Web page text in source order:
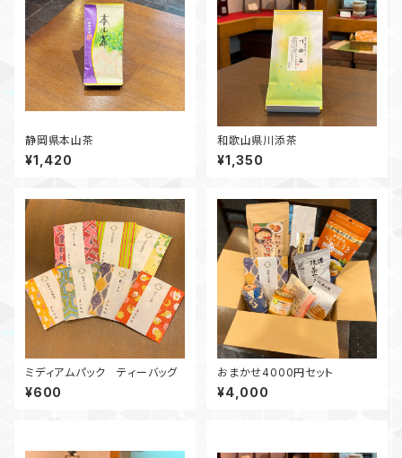
静岡県本山茶
¥1,420
和歌山県川添茶
¥1,350
ミディアムパック ティーバッグ
¥600
おまかせ4000円セット
¥4,000